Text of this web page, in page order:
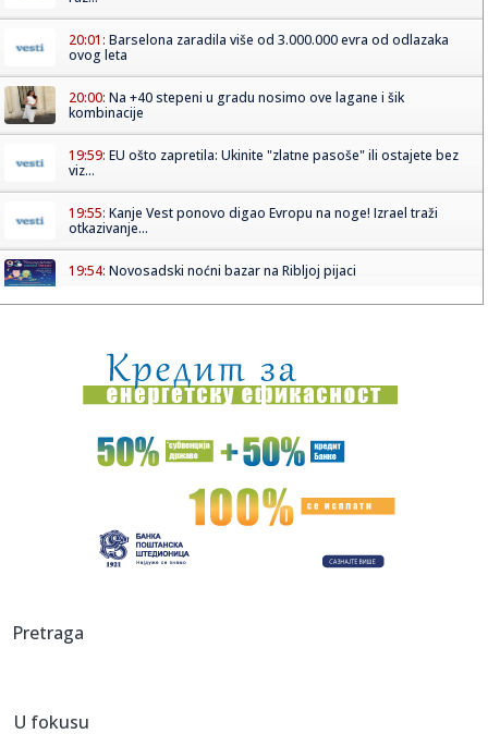
20:01: Barselona zaradila više od 3.000.000 evra od odlazaka
ovog leta
20:00: Na +40 stepeni u gradu nosimo ove lagane i šik
kombinacije
19:59: EU ošto zapretila: Ukinite "zlatne pasoše" ili ostajete bez
viz...
19:55: Kanje Vest ponovo digao Evropu na noge! Izrael traži
otkazivanje...
19:54: Novosadski noćni bazar na Ribljoj pijaci
19:51:Veliki požar kod Konjica ne posustaje: U pomoć upućeni
vatroga...
19:51:Preminuo Vilijam Orbit: Sarađivao sa Madonom, Britni Spirs
i bro...
Samed Baždar novi fudbaler Sent Trudena
19:51:Nisu obični pacovi: Ove životinje otkrivaju mine i pronalaze
"Love Sen...
Pretraga
U fokusu